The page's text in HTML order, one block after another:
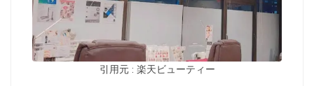
引用元 : 楽天ビューティー